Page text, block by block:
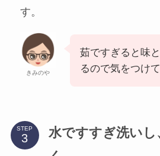
す。
きみのや
茹ですぎると味
るので気をつけて
STEP
水ですすぎ洗い